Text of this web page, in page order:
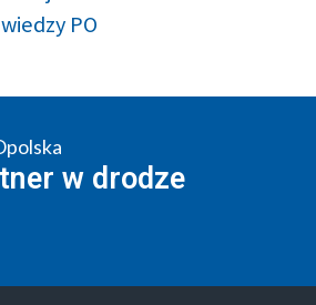
PO
w drodze